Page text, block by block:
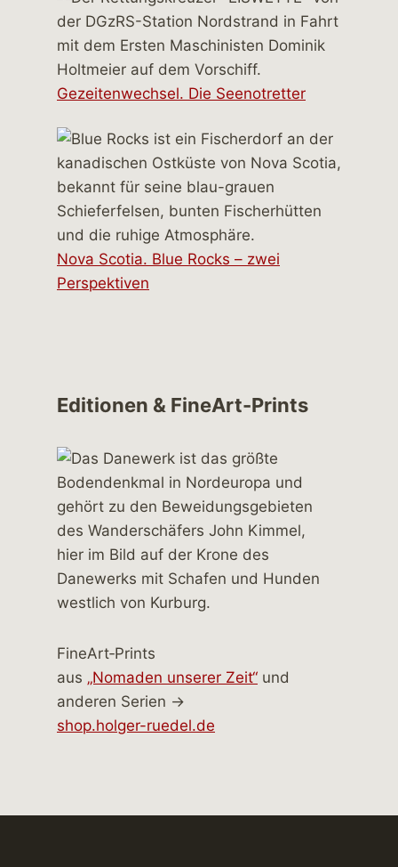
Gezeitenwechsel. Die Seenotretter
Nova Scotia. Blue Rocks – zwei
Perspektiven
Editionen & FineArt-Prints
FineArt‑Prints
aus „Nomaden unserer Zeit“ und
anderen Serien →
shop.holger-ruedel.de